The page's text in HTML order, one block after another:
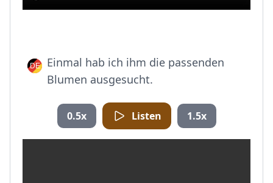
Einmal hab ich ihm die passenden
Blumen ausgesucht.
0.5x Listen 1.5x